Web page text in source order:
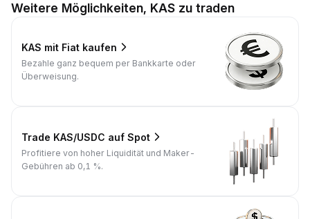
Weitere Möglichkeiten, KAS zu traden
KAS mit Fiat kaufen
Bezahle ganz bequem per Bankkarte oder
Überweisung.
Trade KAS/USDC auf Spot
Profitiere von hoher Liquidität und Maker-
Gebühren ab 0,1 %.